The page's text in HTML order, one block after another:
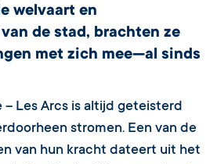
welvaart en
de stad, brachten ze
met zich mee—al sinds
– Les Arcs is altijd geteisterd
stromen. Een van de
van hun kracht dateert uit het